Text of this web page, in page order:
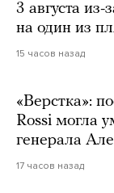
3 августа
на один из
15 часов назад
«Верстка»:
Rossi могла
генерала
17 часов назад